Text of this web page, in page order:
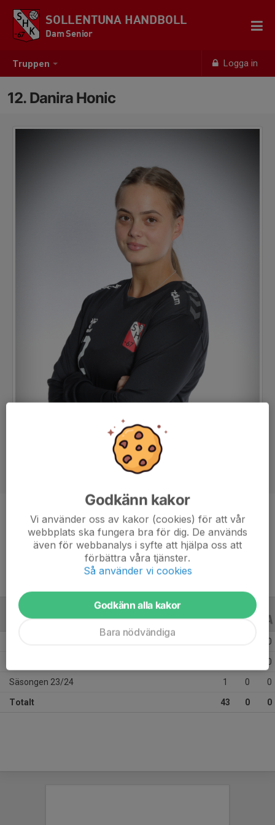
Truppen Logga in
SOLLENTUNA HANDBOLL
Dam Senior
12. Danira Honic
Position
-
Ålder
24 år
ALLA SERIER ALLA ÅR
0
0
Säsongen 23/24 1 0 0
Totalt 43 0 0
Godkänn kakor
Vi använder oss av kakor (cookies) för att vår
webbplats ska fungera bra för dig. De används
även för webbanalys i syfte att hjälpa oss att
förbättra våra tjänster.
Så använder vi cookies
Godkänn alla kakor
Bara nödvändiga